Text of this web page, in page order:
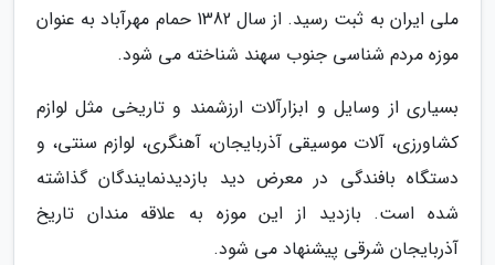
ملی ایران به ثبت رسید. از سال 1382 حمام مهرآباد به عنوان
موزه مردم شناسی جنوب سهند شناخته می شود.
بسیاری از وسایل و ابزارآلات ارزشمند و تاریخی مثل لوازم
کشاورزی، آلات موسیقی آذربایجان، آهنگری، لوازم سنتی، و
دستگاه بافندگی در معرض دید بازدیدنمایندگان گذاشته
شده است. بازدید از این موزه به علاقه مندان تاریخ
آذربایجان شرقی پیشنهاد می شود.